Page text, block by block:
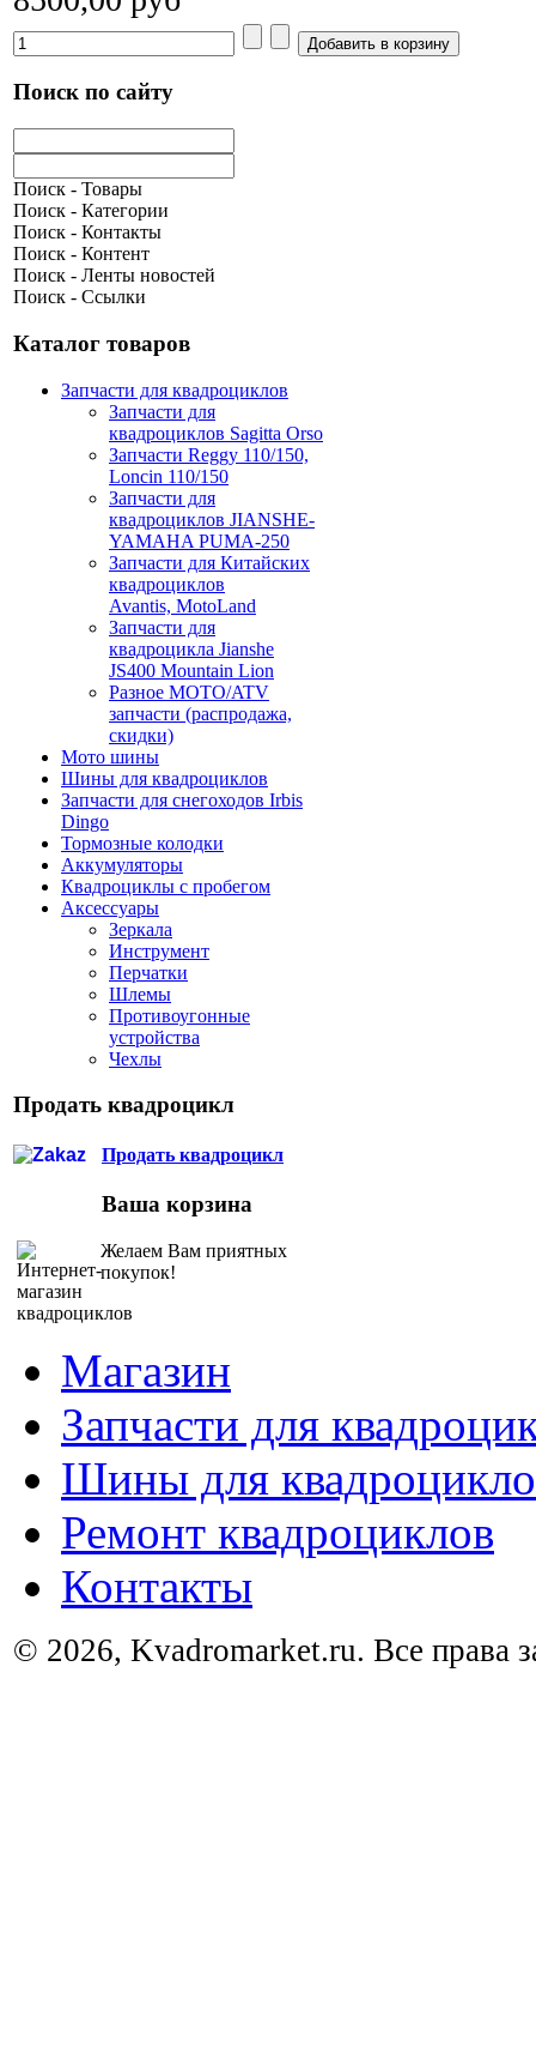
Поиск по сайту
Поиск - Товары
Поиск - Категории
Поиск - Контакты
Поиск - Контент
Поиск - Ленты новостей
Поиск - Ссылки
Каталог товаров
Запчасти для квадроциклов
Запчасти для
квадроциклов Sagitta Orso
Запчасти Reggy 110/150,
Loncin 110/150
Запчасти для
квадроциклов JIANSHE-
YAMAHA PUMA-250
Запчасти для Китайских
квадроциклов
Avantis, MotoLand
Запчасти для
квадроцикла Jianshe
JS400 Mountain Lion
Разное МОТО/ATV
запчасти (распродажа,
скидки)
Мото шины
Шины для квадроциклов
Запчасти для снегоходов Irbis
Dingo
Тормозные колодки
Аккумуляторы
Квадроциклы с пробегом
Аксессуары
Зеркала
Инструмент
Перчатки
Шлемы
Противоугонные
устройства
Чехлы
Продать квадроцикл
Продать квадроцикл
Ваша корзина
Желаем Вам приятных
покупок!
Магазин
Запчасти для
Шины для
Ремонт квадроциклов
Контакты
© 2026, Kvadromarket.ru. Все права